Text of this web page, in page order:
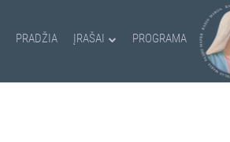
PRADŽIA ĮRAŠAI PROGRAMA